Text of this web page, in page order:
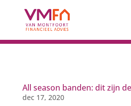
All season banden: dit zijn
dec 17, 2020